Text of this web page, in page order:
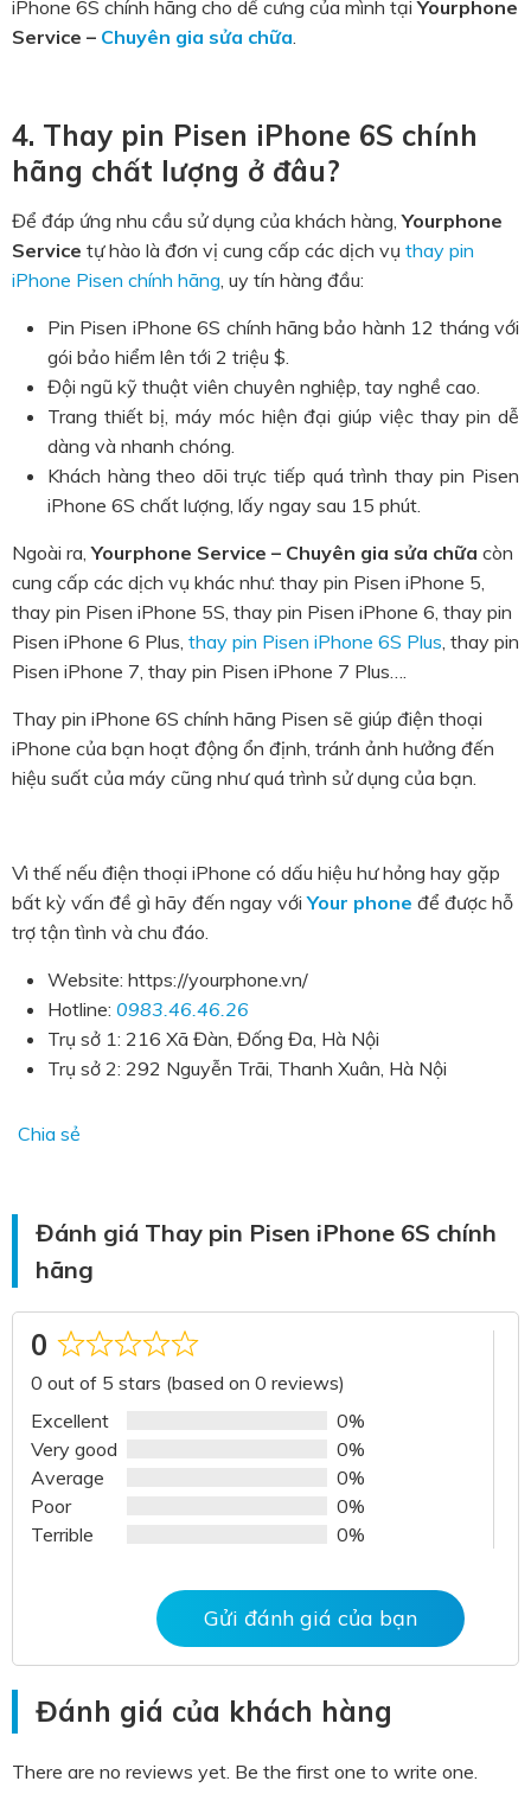
iPhone 6S chính hãng cho dế cưng của mình tạiYourphone
Service – Chuyên gia sửa chữa
4. Thay pin Pisen iPhone 6S chính
hãng chất lượng ở đâu?
Để đáp ứng nhu cầu sử dụng của khách hàng,Yourphone
Service tự hào là đơn vị cung cấp các dịch vụ thay pin
iPhone Pisen chính hãng , uy tín hàng đầu:
Pin Pisen iPhone 6S chính hãng bảo hành 12 tháng với
gói bảo hiểm lên tới 2 triệu $.
Đội ngũ kỹ thuật viên chuyên nghiệp, tay nghề cao.
Trang thiết bị, máy móc hiện đại giúp việc thay pin dễ
dàng và nhanh chóng.
Khách hàng theo dõi trực tiếp quá trình thay pin Pisen
iPhone 6S chất lượng, lấy ngay sau 15 phút.
Ngoài ra,Yourphone Service – Chuyên gia sửa chữa còn
cung cấp các dịch vụ khác như: thay pin Pisen iPhone 5,
thay pin Pisen iPhone 5S, thay pin Pisen iPhone 6, thay pin
Pisen iPhone 6 Plus, thay pin Pisen iPhone 6S Plus , thay pin
Pisen iPhone 7, thay pin Pisen iPhone 7 Plus….
Thay pin iPhone 6S chính hãng Pisen sẽ giúp điện thoại
iPhone của bạn hoạt động ổn định, tránh ảnh hưởng đến
hiệu suất của máy cũng như quá trình sử dụng của bạn.
Vì thế nếu điện thoại iPhone có dấu hiệu hư hỏng hay gặp
bất kỳ vấn đề gì hãy đến ngay vớiYour phone để được hỗ
trợ tận tình và chu đáo.
Website: https://yourphone.vn/
Hotline: 0983.46.46.26
Trụ sở 1: 216 Xã Đàn, Đống Đa, Hà Nội
Trụ sở 2: 292 Nguyễn Trãi, Thanh Xuân, Hà Nội
Chia sẻ
Đánh giá Thay pin Pisen iPhone 6S chính
hãng
0
Rated
0
out
of
5
0 out of 5 stars (based on 0 reviews)
Excellent
0%
Very good
0%
Average
0%
Poor
0%
Terrible
0%
Gửi đánh giá của bạn
Đánh giá của khách hàng
There are no reviews yet. Be the first one to write one.